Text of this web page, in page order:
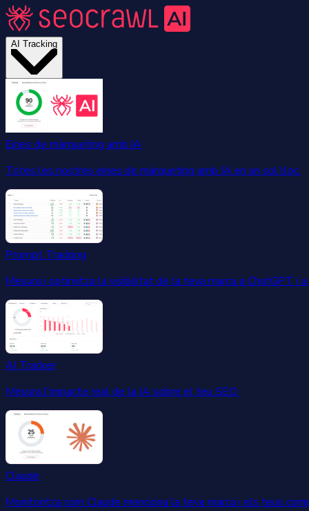
AI Tracking
Eines de màrqueting amb IA
Totes les nostres eines de màrqueting amb IA en un sol lloc.
Prompt Tracking
Mesura i optimitza la visibilitat de la teva marca a ChatGPT i
AI Tracker
Mesura l'impacte real de la IA sobre el teu SEO.
Claude
Monitoritza com Claude menciona la teva marca i els teus